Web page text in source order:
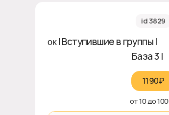
id 3829
ᴏᴋ | Вступившие в группы |
База 3 | ❎
1190₽‎
от 10 до